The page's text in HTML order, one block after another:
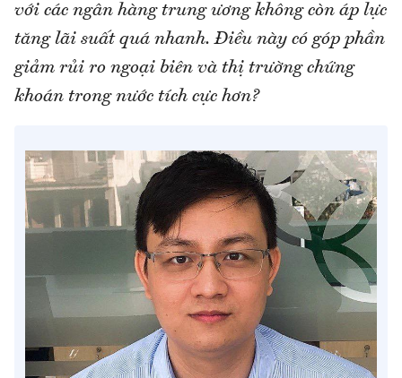
với các ngân hàng trung ương không còn áp lực
tăng lãi suất quá nhanh. Điều này có góp phần
giảm rủi ro ngoại biên và thị trường chứng
khoán trong nước tích cực hơn?